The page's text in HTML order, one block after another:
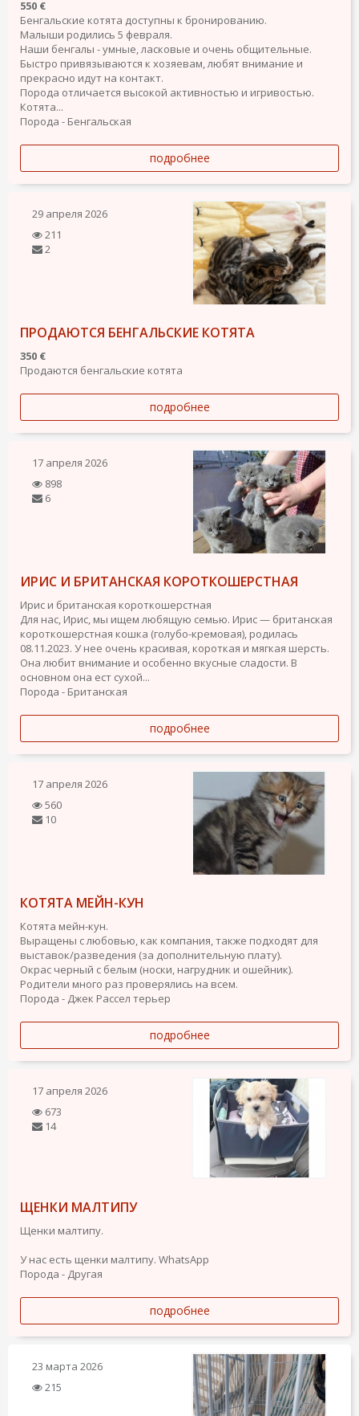
550 €
Бенгальские котята доступны к бронированию.
Малыши родились 5 февраля.
Наши бенгалы - умные, ласковые и очень общительные.
Быстро привязываются к хозяевам, любят внимание и
прекрасно идут на контакт.
Порода отличается высокой активностью и игривостью.
Котята...
Порода - Бенгальская
подробнее
29 апреля 2026
211
2
ПРОДАЮТСЯ БЕНГАЛЬСКИЕ КОТЯТА
350 €
Продаются бенгальские котята
подробнее
17 апреля 2026
898
6
ИРИС И БРИТАНСКАЯ КОРОТКОШЕРСТНАЯ
Ирис и британская короткошерстная
Для нас, Ирис, мы ищем любящую семью. Ирис — британская
короткошерстная кошка (голубо-кремовая), родилась
08.11.2023. У нее очень красивая, короткая и мягкая шерсть.
Она любит внимание и особенно вкусные сладости. В
основном она ест сухой...
Порода - Британская
подробнее
17 апреля 2026
560
10
КОТЯТА МЕЙН-КУН
Котята мейн-кун.
Выращены с любовью, как компания, также подходят для
выставок/разведения (за дополнительную плату).
Окрас черный с белым (носки, нагрудник и ошейник).
Родители много раз проверялись на всем.
Порода - Джек Рассел терьер
подробнее
17 апреля 2026
673
14
ЩЕНКИ МАЛТИПУ
Щенки малтипу.
У нас есть щенки малтипу. WhatsApp
Порода - Другая
подробнее
23 марта 2026
215